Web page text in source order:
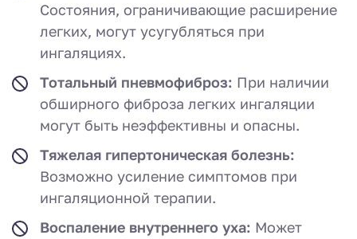
Состояния, ограничивающие расширение
легких, могут усугубляться при
ингаляциях.
Тотальный пневмофиброз: При наличии
обширного фиброза легких ингаляции
могут быть неэффективны и опасны.
Тяжелая гипертоническая болезнь:
Возможно усиление симптомов при
ингаляционной терапии.
Воспаление внутреннего уха: Может